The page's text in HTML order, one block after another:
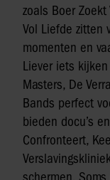
zoals Boer
Vol Liefde zitten
momenten en
Liever iets
Masters, De
Bands perfect
bieden docu’s
Confronteert,